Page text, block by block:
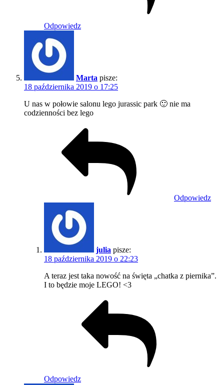
Odpowiedz
Marta pisze:
18 października 2019 o 17:25
U nas w połowie salonu lego jurassic park 🙂 nie ma
codzienności bez lego
Odpowiedz
julia pisze:
18 października 2019 o 22:23
A teraz jest taka nowość na święta „chatka z piernika”.
I to będzie moje LEGO! <3
Odpowiedz